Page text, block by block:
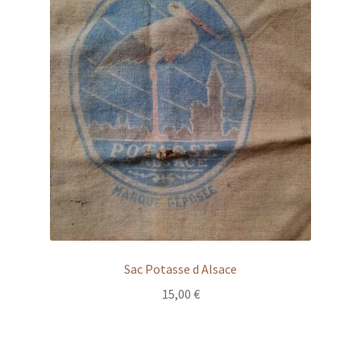
Sac Potasse d Alsace
15,00 €